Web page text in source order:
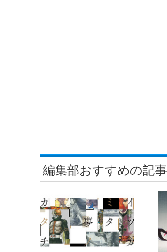
編集部おすすめの記事